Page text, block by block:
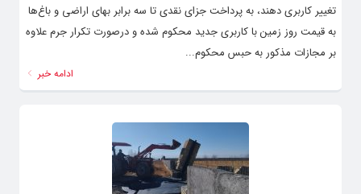
تغییر کاربری دهند، به پرداخت جزای نقدی تا سه برابر بهای اراضی و باغ‌ها
به قیمت روز زمین با کاربری جدید محکوم شده و درصورت تکرار جرم علاوه
بر مجازات مذکور به حبس محکوم...
ادامه خبر